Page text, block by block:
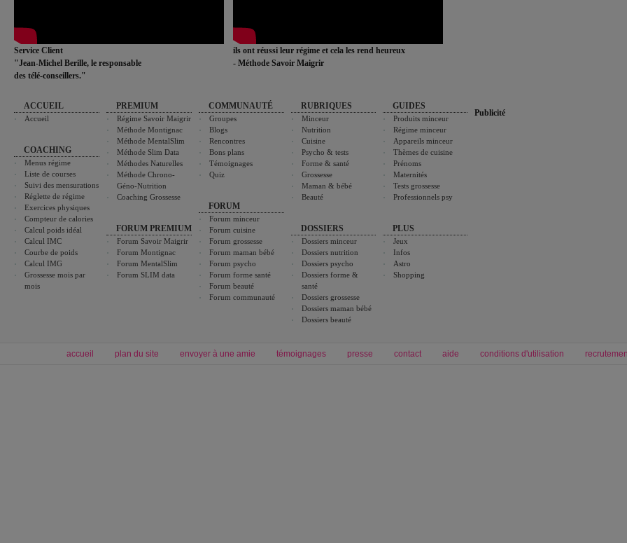
Service Client
"Jean-Michel Berille, le responsable
des télé-conseillers."
ils ont réussi leur régime et cela les rend heureux
- Méthode Savoir Maigrir
ACCUEIL
Accueil
COACHING
Menus régime
Liste de courses
Suivi des mensurations
Réglette de régime
Exercices physiques
Compteur de calories
Calcul poids idéal
Calcul IMC
Courbe de poids
Calcul IMG
Grossesse mois par
mois
PREMIUM
Régime Savoir Maigrir
Méthode Montignac
Méthode MentalSlim
Méthode Slim Data
Méthodes Naturelles
Méthode Chrono-
Géno-Nutrition
Coaching Grossesse
FORUM PREMIUM
Forum Savoir Maigrir
Forum Montignac
Forum MentalSlim
Forum SLIM data
COMMUNAUTÉ
Groupes
Blogs
Rencontres
Bons plans
Témoignages
Quiz
FORUM
Forum minceur
Forum cuisine
Forum grossesse
Forum maman bébé
Forum psycho
Forum forme santé
Forum beauté
Forum communauté
RUBRIQUES
Minceur
Nutrition
Cuisine
Psycho & tests
Forme & santé
Grossesse
Maman & bébé
Beauté
DOSSIERS
Dossiers minceur
Dossiers nutrition
Dossiers psycho
Dossiers forme &
santé
Dossiers grossesse
Dossiers maman bébé
Dossiers beauté
GUIDES
Produits minceur
Régime minceur
Appareils minceur
Thèmes de cuisine
Prénoms
Maternités
Tests grossesse
Professionnels psy
PLUS
Jeux
Infos
Astro
Shopping
Publicité
accueil plan du site envoyer à une amie témoignages presse contact aide conditions d'utilisation